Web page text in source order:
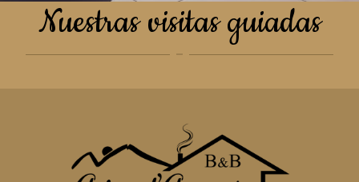
Nuestras visitas guiadas